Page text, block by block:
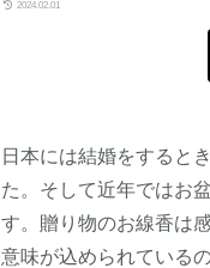
2024.02.01
日本には結婚をすると
た。そして近年ではお
す。贈り物のお線香は
意味が込められている